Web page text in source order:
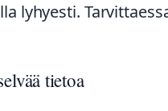
lyhyesti.
tietoa